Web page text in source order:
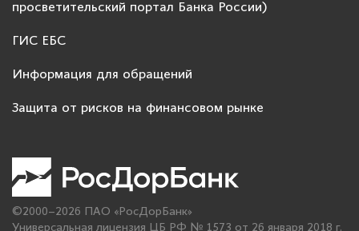
просветительский портал Банка России)
ГИС ЕБС
Информация для обращений
Защита от рисков на финансовом рынке
©2000–2026 ПАО «РосДорБанк»
Универсальная лицензия ЦБ РФ № 1573 от 26 января 2018 г.